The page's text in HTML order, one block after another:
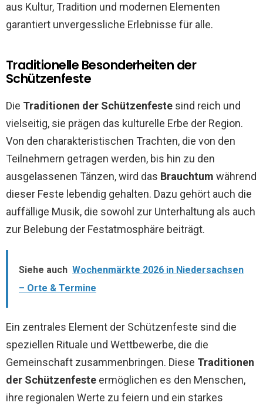
aus Kultur, Tradition und modernen Elementen
garantiert unvergessliche Erlebnisse für alle.
Traditionelle Besonderheiten der
Schützenfeste
Die Traditionen der Schützenfeste sind reich und
vielseitig, sie prägen das kulturelle Erbe der Region.
Von den charakteristischen Trachten, die von den
Teilnehmern getragen werden, bis hin zu den
ausgelassenen Tänzen, wird das Brauchtum während
dieser Feste lebendig gehalten. Dazu gehört auch die
auffällige Musik, die sowohl zur Unterhaltung als auch
zur Belebung der Festatmosphäre beiträgt.
Siehe auch Wochenmärkte 2026 in Niedersachsen
– Orte & Termine
Ein zentrales Element der Schützenfeste sind die
speziellen Rituale und Wettbewerbe, die die
Gemeinschaft zusammenbringen. Diese Traditionen
der Schützenfeste ermöglichen es den Menschen,
ihre regionalen Werte zu feiern und ein starkes